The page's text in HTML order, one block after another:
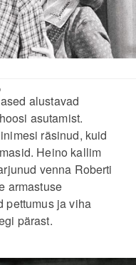
alustavad
asutamist.
räsinud, kuid
Heino kallim
venna Roberti
armastuse
pettumus ja viha
pärast.